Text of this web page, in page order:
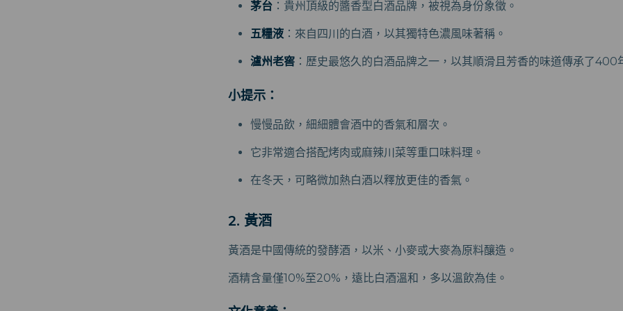
茅台 ：貴州頂級的醬香型白酒品牌，被視為身份象徵。
五糧液 ：來自四川的白酒，以其獨特色濃風味著稱。
瀘州老窖 ：歷史最悠久的白酒品牌之一，以其順滑且芳香的味道傳承了400
小提示：
慢慢品飲，細細體會酒中的香氣和層次。
它非常適合搭配烤肉或麻辣川菜等重口味料理。
在冬天，可略微加熱白酒以釋放更佳的香氣。
2. 黃酒
黃酒是中國傳統的發酵酒，以米、小麥或大麥為原料釀造。
酒精含量僅10%至20%，遠比白酒溫和，多以溫飲為佳。